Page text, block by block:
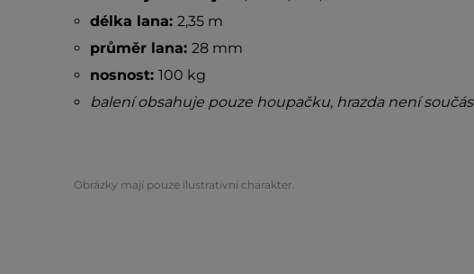
délka lana: 2,35 m
průměr lana: 28 mm
nosnost: 100 kg
balení obsahuje pouze houpačku, hrazda není
Obrázky mají pouze ilustrativní charakter.